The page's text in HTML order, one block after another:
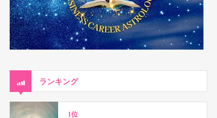
ランキング
1位